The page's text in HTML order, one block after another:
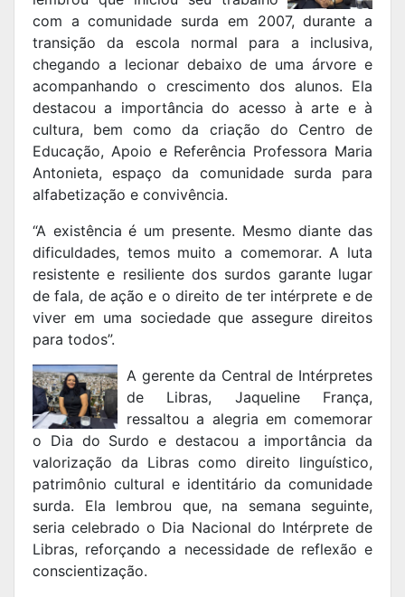
com a comunidade surda em 2007, durante a
transição da escola normal para a inclusiva,
chegando a lecionar debaixo de uma árvore e
acompanhando o crescimento dos alunos. Ela
destacou a importância do acesso à arte e à
cultura, bem como da criação do Centro de
Educação, Apoio e Referência Professora Maria
Antonieta, espaço da comunidade surda para
alfabetização e convivência.
“A existência é um presente. Mesmo diante das
dificuldades, temos muito a comemorar. A luta
resistente e resiliente dos surdos garante lugar
de fala, de ação e o direito de ter intérprete e de
viver em uma sociedade que assegure direitos
para todos”.
A gerente da Central de Intérpretes
de Libras, Jaqueline França,
ressaltou a alegria em comemorar
o Dia do Surdo e destacou a importância da
valorização da Libras como direito linguístico,
patrimônio cultural e identitário da comunidade
surda. Ela lembrou que, na semana seguinte,
seria celebrado o Dia Nacional do Intérprete de
Libras, reforçando a necessidade de reflexão e
conscientização.